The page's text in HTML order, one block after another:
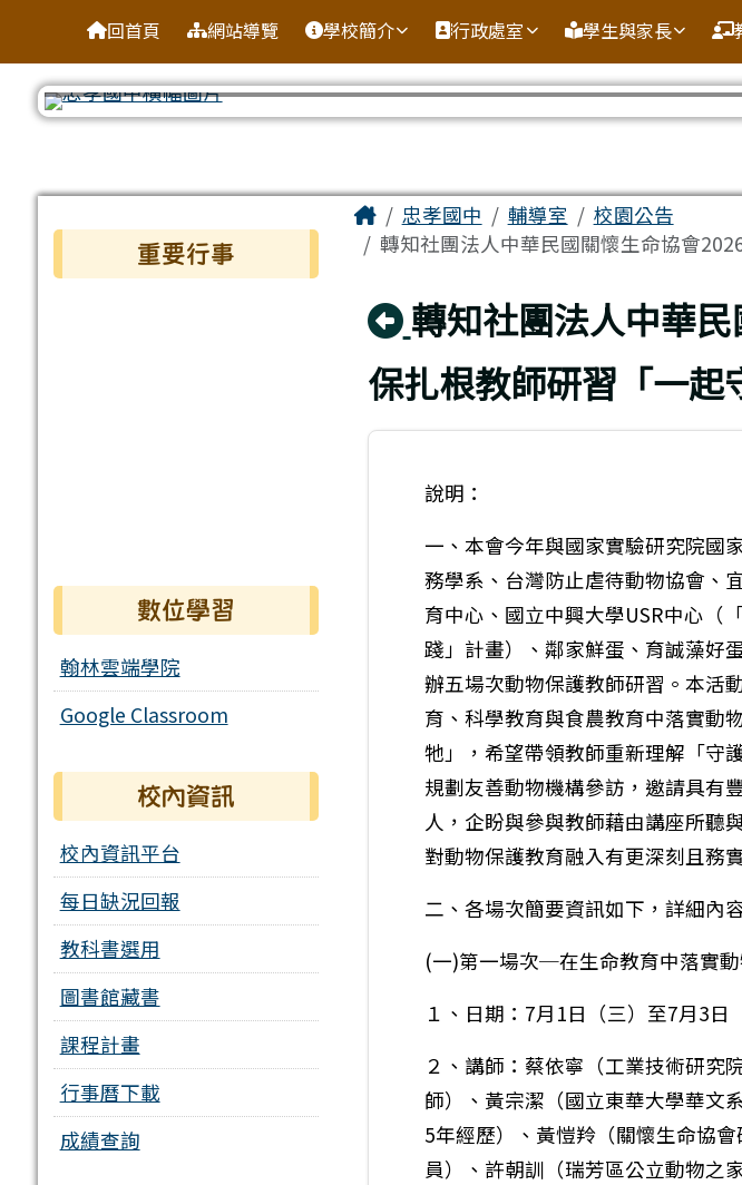
台南市忠孝國中
導覽列回首頁 網站導覽 學校簡介 行政處室 學生與家長
左邊區域內容
重要行事
數位學習
翰林雲端學院
Google Classroom
校內資訊
校內資訊平台
每日缺況回報
教科書選用
圖書館藏書
課程計畫
行事曆下載
成績查詢
主內容區域
Home忠孝國中 輔導室
校園公告
轉知社團法人中華民國關懷生命協會
回上頁
轉知社團法人中華
保扎根教師研習「一起
說明：
一、本會今年與國家實驗研究院國
務學系、台灣防止虐待動物協會、
育中心、國立中興大學USR中心（
踐」計畫）、鄰家鮮蛋、育誠藻好
辦五場次動物保護教師研習。本活
育、科學教育與食農教育中落實動
牠」，希望帶領教師重新理解「守
規劃友善動物機構參訪，邀請具有
人，企盼與參與教師藉由講座所聽
對動物保護教育融入有更深刻且務
二、各場次簡要資訊如下，詳細內
(一)第一場次─在生命教育中落實
１、日期：7月1日（三）至7月3日
２、講師：蔡依寧（工業技術研究
師）、黃宗潔（國立東華大學華文
5年經歷）、黃愷羚（關懷生命協
員）、許朝訓（瑞芳區公立動物之
頁尾區域